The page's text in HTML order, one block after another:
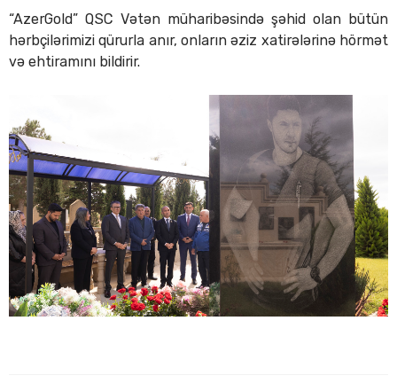
“AzerGold” QSC Vətən müharibəsində şəhid olan bütün
hərbçilərimizi qürurla anır, onların əziz xatirələrinə hörmət
və ehtiramını bildirir.